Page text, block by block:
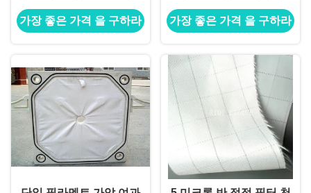
포
가장 좋은 가격 을 구하라
여과포
가장 좋은 가격 을 구하라